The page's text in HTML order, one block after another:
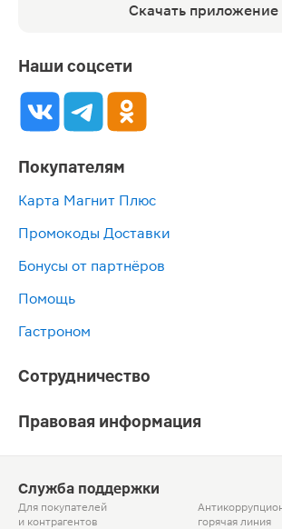
Скачать приложение
Наши соцсети
Покупателям
Карта Магнит Плюс
Промокоды Доставки
Бонусы от партнёров
Помощь
Гастроном
Сотрудничество
Правовая информация
Служба поддержки
Для покупателей
и контрагентов
горячая линия